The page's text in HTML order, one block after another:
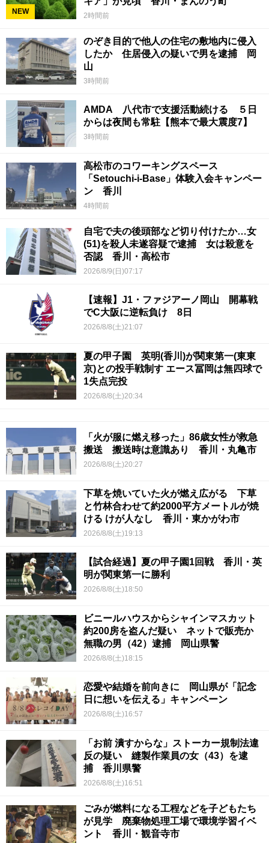
NEW 2時間前
のぞき目的で他人の住宅の敷地内に侵入
したか 住居侵入の疑いで男を逮捕 岡
山
3時間前
AMDA 八代市で支援活動続ける ５日
からは夜間も常駐【熊本で最大震度7】
3時間前
高松市のコワーキングスペース
「Setouchi-i-Base」体験入会キャンペー
ン 香川
4時間前
自宅で夫の後頭部など切り付けたか…女
(51)を殺人未遂容疑で逮捕 女は殺意を
否認 香川・高松市
2026/8/9(日)07:17
【速報】J1・ファジアーノ岡山 開幕戦
でC大阪に逆転負け 8日
2026/8/8(土)21:07
夏の甲子園 英明(香川)が関東第一(東東
京)との投手戦制す エース冨岡は無四球で
1失点完投
2026/8/8(土)20:34
「火が服に燃え移った」86歳女性が救急
搬送 搬送時は意識あり 香川・丸亀市
2026/8/8(土)20:27
下草を焼いていた火が燃え広がる 下草
と竹林合わせて約2000平方メートルが焼
ける けが人なし 香川・東かがわ市
2026/8/8(土)19:13
【試合経過】夏の甲子園1回戦 香川・英
明が関東第一に勝利
2026/8/8(土)18:50
ビニールハウスからシャインマスカット
約200房を盗んだ疑い ネットで販売か
無職の男（42）逮捕 岡山県警
2026/8/8(土)18:15
恋愛や結婚を前向きに 岡山県が「記念
日に想いを伝える」キャンペーン
2026/8/8(土)16:57
「お前 潰すからな」ストーカー規制法違
反の疑い 縫製作業員の女（43）を逮
捕 香川県警
2026/8/8(土)16:51
ごみが燃料になる工程などを子どもたち
が見学 廃棄物処理工場で環境学習イベ
ント 香川・観音寺市